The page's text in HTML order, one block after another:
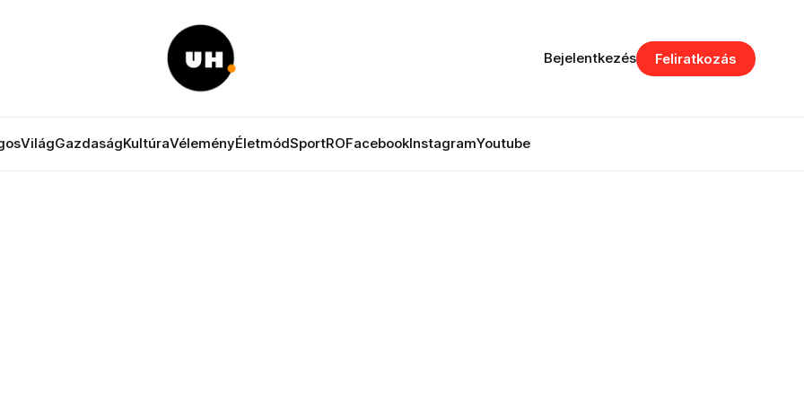
VilágGazdaságKultúraVéleményÉletmódSportROFacebookInstagramYoutube
Bejelentkezés Feliratkozás